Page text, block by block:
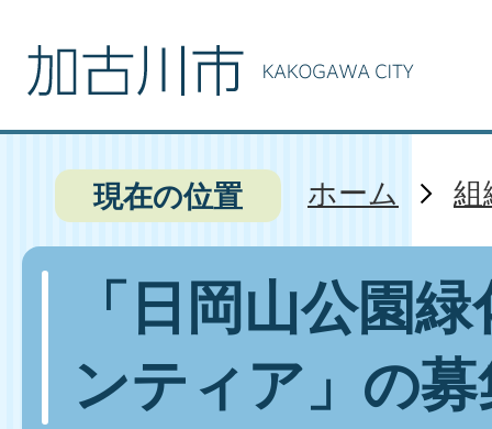
現在の位置 ホーム 組
「日岡山公園
ンティア」の